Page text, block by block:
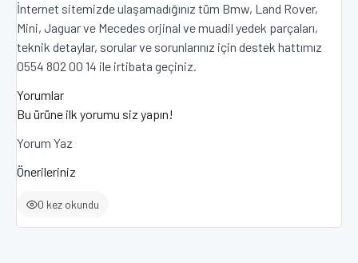
İnternet sitemizde ulaşamadığınız tüm Bmw, Land Rover,
Mini, Jaguar ve Mecedes orjinal ve muadil yedek parçaları,
teknik detaylar, sorular ve sorunlarınız için destek hattımız
0554 802 00 14 ile irtibata geçiniz.
Yorumlar
Bu ürüne ilk yorumu siz yapın!
Yorum Yaz
Önerileriniz
0 kez okundu